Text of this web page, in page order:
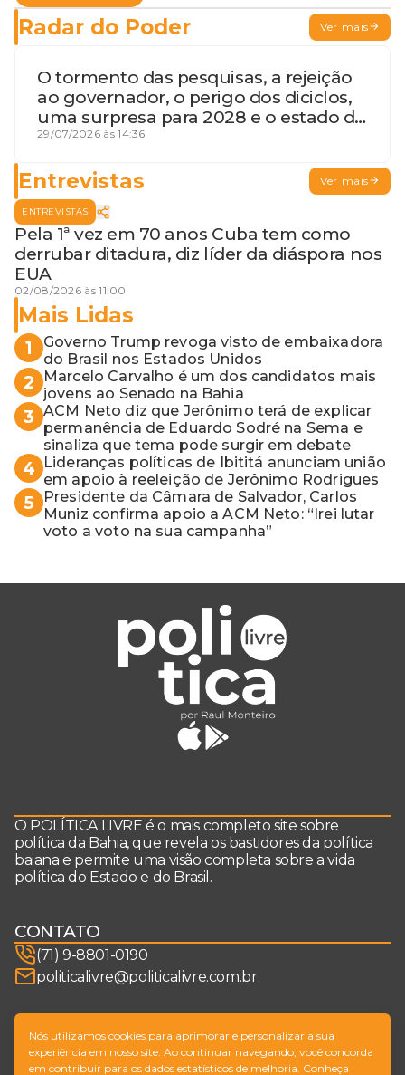
Radar do Poder Ver mais
O tormento das pesquisas, a rejeição
ao governador, o perigo dos diciclos,
uma surpresa para 2028 e o estado de
terceira guerra mundial
29/07/2026 às 14:36
Entrevistas Ver mais
ENTREVISTAS
Pela 1ª vez em 70 anos Cuba tem como
derrubar ditadura, diz líder da diáspora nos
EUA
02/08/2026 às 11:00
Mais Lidas
1
Governo Trump revoga visto de embaixadora
do Brasil nos Estados Unidos
2
Marcelo Carvalho é um dos candidatos mais
jovens ao Senado na Bahia
3 ACM Neto diz que Jerônimo terá de explicar
permanência de Eduardo Sodré na Sema e
sinaliza que tema pode surgir em debate
4
Lideranças políticas de Ibititá anunciam união
em apoio à reeleição de Jerônimo Rodrigues
5
Presidente da Câmara de Salvador, Carlos
Muniz confirma apoio a ACM Neto: “Irei lutar
voto a voto na sua campanha”
O POLÍTICA LIVRE é o mais completo site sobre
política da Bahia, que revela os bastidores da política
baiana e permite uma visão completa sobre a vida
política do Estado e do Brasil.
CONTATO
(71) 9-8801-0190
politicalivre@politicalivre.com.br
SIGA-NOS
Nós utilizamos cookies para aprimorar e personalizar a sua
experiência em nosso site. Ao continuar navegando, você concorda
em contribuir para os dados estatísticos de melhoria. Conheça